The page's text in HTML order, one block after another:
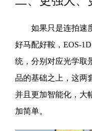
如果只是连拍速度
好马配好鞍，EOS-
统，分别对应光学取
品的基础之上，这两
并且更加智能化，大
加简单。